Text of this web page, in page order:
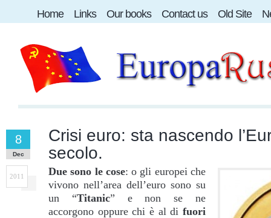
Home Links Our books Contact us Old Site
Crisi euro: sta nascendo
secolo.
8
Dec
2011 Due sono le cose: o gli europei che
vivono nell’area dell’euro sono su
un “Titanic” e non se ne
accorgono oppure chi è al di fuori